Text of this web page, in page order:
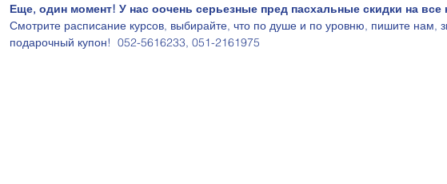
Еще, один момент! У нас оочень серьезные пред пасхальные скидки на
Смотрите расписание курсов, выбирайте, что по душе и по уровню, пишите нам,
подарочный купон!  052-5616233, 051-2161975